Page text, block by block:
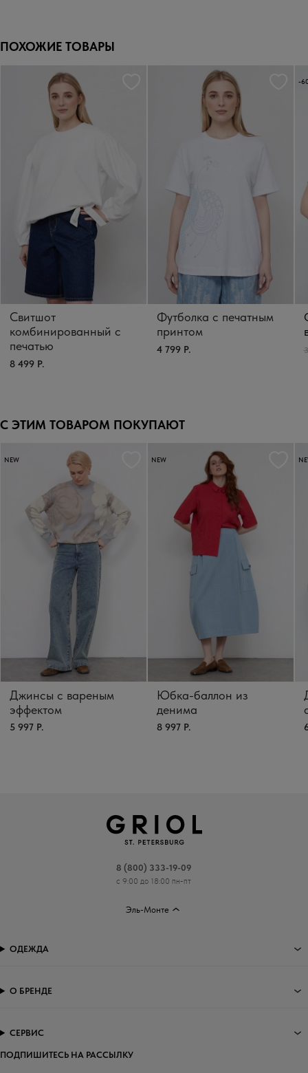
ПОХОЖИЕ ТОВАРЫ
Свитшот
комбинированный с
печатью
8 499 Р.
Футболка с печатным
принтом
4 799 Р.
-
С ЭТИМ ТОВАРОМ ПОКУПАЮТ
NEW
Джинсы с вареным
эффектом
5 997 Р.
NEW
Юбка-баллон из
денима
8 997 Р.
8 (800) 333-19-09
с 9:00 до 18:00 пн-пт
Эль-Монте
ПОДПИШИТЕСЬ НА РАССЫЛКУ
ОДЕЖДА
О БРЕНДЕ
СЕРВИС